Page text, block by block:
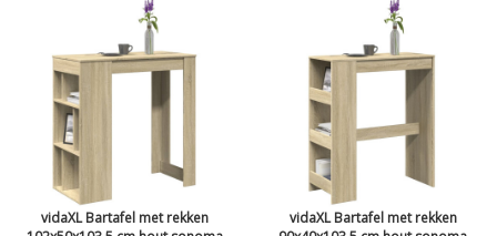
vidaXL Bartafel met rekken
vidaXL Bartafel met rekken